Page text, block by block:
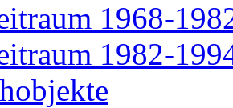
1968-
1982-